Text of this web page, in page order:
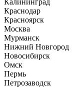
Калининград
Краснодар
Красноярск
Москва
Мурманск
Нижний Новгород
Новосибирск
Омск
Пермь
Петрозаводск